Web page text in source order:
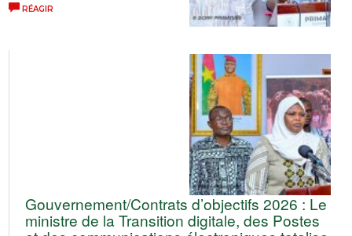
RÉAGIR
Gouvernement/Contrats d’objectifs 2026 : Le
ministre de la Transition digitale, des Postes